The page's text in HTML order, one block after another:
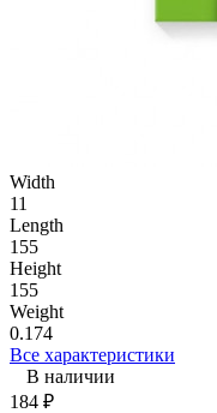
Width
11
Length
155
Height
155
Weight
0.174
Все характеристики
В наличии
184 ₽